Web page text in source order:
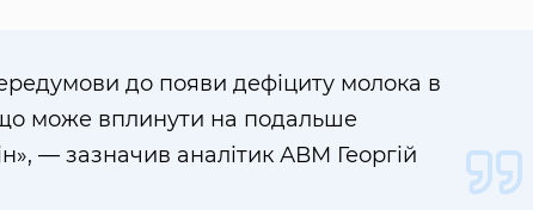
до появи дефіциту молока в
може вплинути на подальше
— зазначив аналітик АВМ Георгій